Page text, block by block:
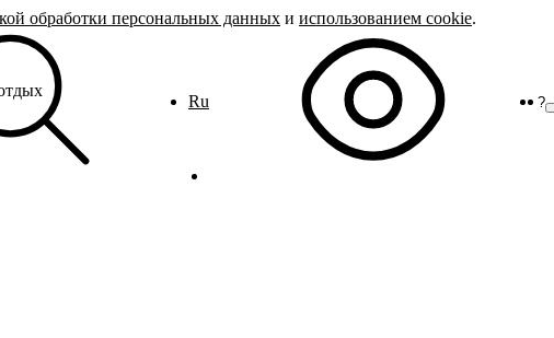
Ru ?
обработки персональных данных и использованием cookie.